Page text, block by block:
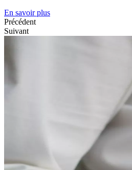
En savoir plus
Précédent
Suivant